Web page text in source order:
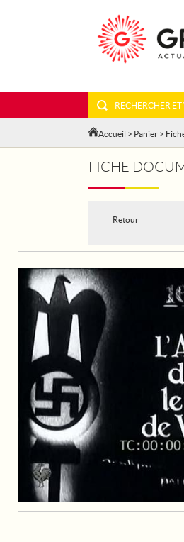
RECHERCHER
Accueil > Panier >
FICHE
Retour